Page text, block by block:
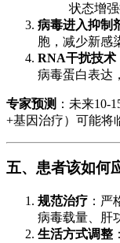
状态增强
病毒进入抑制
胞，减少新感
RNA干扰技术
病毒蛋白表达
专家预测 ：未来10-
+基因治疗）可能将
五、患者该如何
规范治疗 ：
病毒载量、肝
生活方式调整 ：